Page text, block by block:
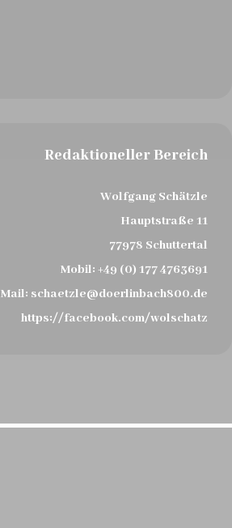
Redaktioneller Bereich
Wolfgang Schätzle
Hauptstraße 11
77978 Schuttertal
Mobil: +49 (0) 177 4763691
Mail: schaetzle@doerlinbach800.de
https://facebook.com/wolschatz